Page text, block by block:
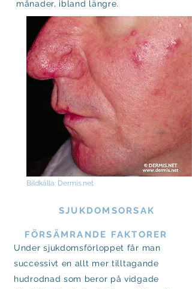
månader, ibland längre.
Bildkälla: Dermis.net
SJUKDOMSORSAK
FÖRSÄMRANDE FAKTORER
Under sjukdomsförloppet får man
successivt en allt mer tilltagande
hudrodnad som beror på vidgade